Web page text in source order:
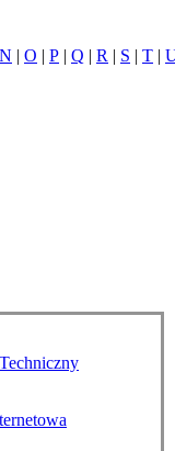
N | O | P | Q | R | S | T |